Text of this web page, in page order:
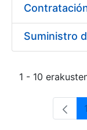
1 - 10
1